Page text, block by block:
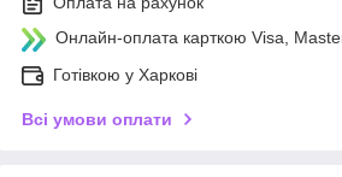
Онлайн-оплата карткою Visa,
Готівкою у Харкові
Всі умови оплати